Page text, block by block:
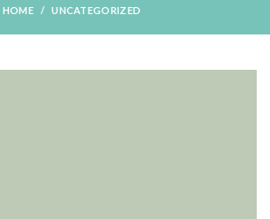
HOME UNCATEGORIZED